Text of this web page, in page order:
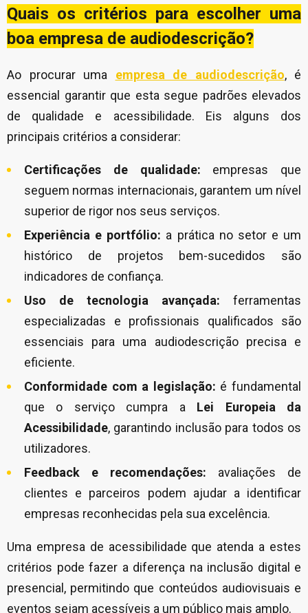
Quais os critérios para escolher uma
boa empresa de audiodescrição?
Ao procurar uma empresa de audiodescrição, é
essencial garantir que esta segue padrões elevados
de qualidade e acessibilidade. Eis alguns dos
principais critérios a considerar:
Certificações de qualidade: empresas que
seguem normas internacionais, garantem um nível
superior de rigor nos seus serviços.
Experiência e portfólio: a prática no setor e um
histórico de projetos bem-sucedidos são
indicadores de confiança.
Uso de tecnologia avançada: ferramentas
especializadas e profissionais qualificados são
essenciais para uma audiodescrição precisa e
eficiente.
Conformidade com a legislação: é fundamental
que o serviço cumpra a Lei Europeia da
Acessibilidade, garantindo inclusão para todos os
utilizadores.
Feedback e recomendações: avaliações de
clientes e parceiros podem ajudar a identificar
empresas reconhecidas pela sua excelência.
Uma empresa de acessibilidade que atenda a estes
critérios pode fazer a diferença na inclusão digital e
presencial, permitindo que conteúdos audiovisuais e
eventos sejam acessíveis a um público mais amplo.